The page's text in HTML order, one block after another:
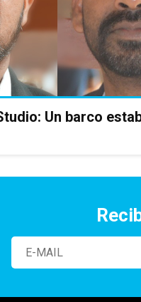
Un barco